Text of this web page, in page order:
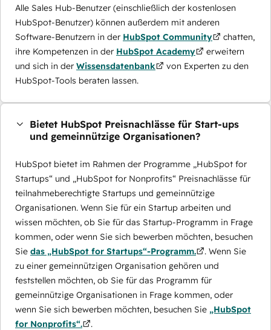
Alle Sales Hub-Benutzer (einschließlich der kostenlosen
HubSpot-Benutzer) können außerdem mit anderen
Software-Benutzern in der HubSpot Community
chatten,
ihre Kompetenzen in der HubSpot Academy
erweitern
und sich in der Wissensdatenbank
von Experten zu den
HubSpot-Tools beraten lassen.
Bietet HubSpot Preisnachlässe für Start-ups
und gemeinnützige Organisationen?
HubSpot bietet im Rahmen der Programme „HubSpot for
Startups“ und „HubSpot for Nonprofits“ Preisnachlässe für
teilnahmeberechtigte Startups und gemeinnützige
Organisationen. Wenn Sie für ein Startup arbeiten und
wissen möchten, ob Sie für das Startup-Programm in Frage
kommen, oder wenn Sie sich bewerben möchten, besuchen
Sie das „HubSpot for Startups“-Programm.
. Wenn Sie
zu einer gemeinnützigen Organisation gehören und
feststellen möchten, ob Sie für das Programm für
gemeinnützige Organisationen in Frage kommen, oder
wenn Sie sich bewerben möchten, besuchen Sie „HubSpot
for Nonprofits“.
.